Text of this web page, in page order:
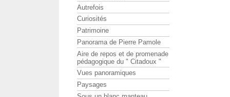
Autrefois
Curiosités
Patrimoine
Panorama de Pierre Pamole
Aire de repos et de promenade
pédagogique du " Citadoux "
Vues panoramiques
Paysages